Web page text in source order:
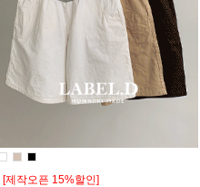
[제작오픈 15%할인]